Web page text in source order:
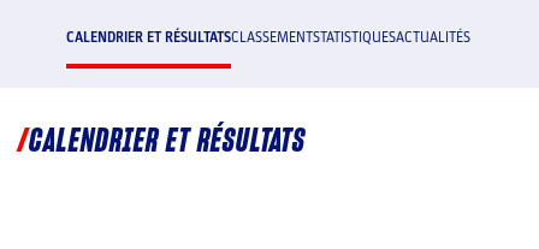
CALENDRIER ET RÉSULTATSCLASSEMENTSTATISTIQUESACTUALITÉS
CALENDRIER ET RÉSULTATS